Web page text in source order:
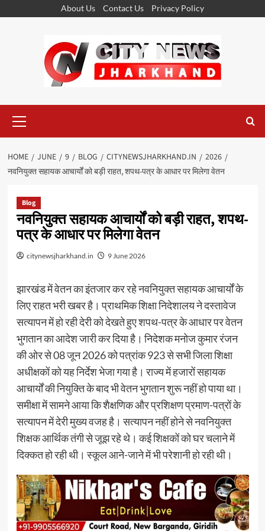
About Us Contact Us Privacy Policy
Menu
HOME JUNE 9 BLOG CITYNEWSJHARKHAND.IN
2026
नवनियुक्त सहायक आचार्यों को बड़ी राहत, शपथ-पत्र के आधार पर मिलेगा वेतन
Blog
नवनियुक्त सहायक आचार्यों को बड़ी राहत, शपथ-
पत्र के आधार पर मिलेगा वेतन
citynewsjharkhand.in 9 June 2026
झारखंड में वेतन का इंतजार कर रहे नवनियुक्त सहायक आचार्यों के
लिए राहत भरी खबर है। प्राथमिक शिक्षा निदेशालय ने दस्तावेज
सत्यापन में हो रही देरी को देखते हुए शपथ-पत्र के आधार पर वेतन
भुगतान का आदेश जारी कर दिया है। निदेशक मनोज कुमार रंजन
की ओर से 08 जून 2026 को पत्रांक 923 से सभी जिला शिक्षा
अधीक्षकों को यह निर्देश भेजा गया है। राज्य में हजारों सहायक
आचार्यों की नियुक्ति के बाद भी वेतन भुगतान शुरू नहीं हो पाया था।
समीक्षा में सामने आया कि शैक्षणिक और प्रशिक्षण प्रमाण-पत्रों के
सत्यापन में देरी मुख्य वजह है। सत्यापन नहीं होने से नवनियुक्त
शिक्षक आर्थिक तंगी से जूझ रहे थे। कई शिक्षकों को घर चलाने में
दिक्कत हो रही थी। स्कूल आने-जाने में भी परेशानी हो रही थी।